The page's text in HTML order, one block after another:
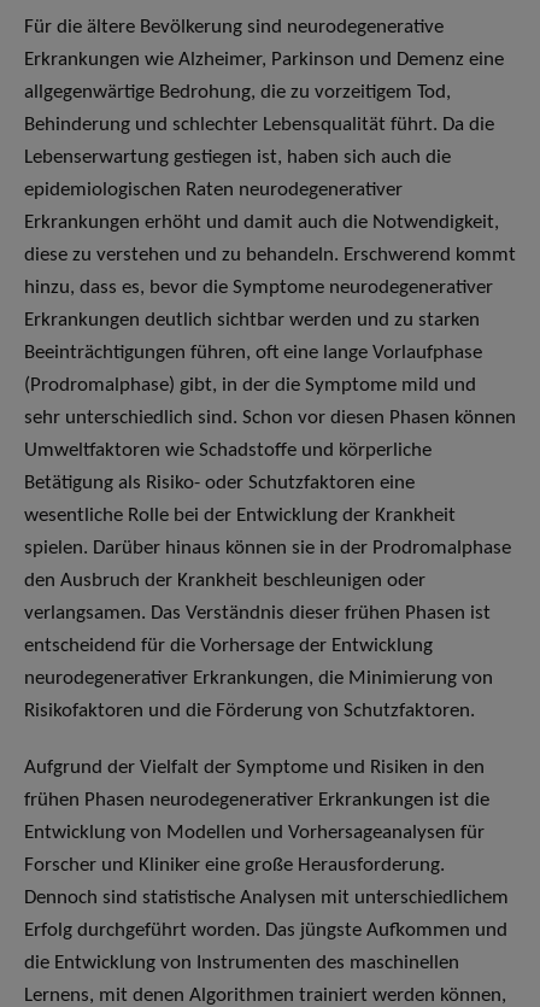
Für die ältere Bevölkerung sind neurodegenerative
Erkrankungen wie Alzheimer, Parkinson und Demenz eine
allgegenwärtige Bedrohung, die zu vorzeitigem Tod,
Behinderung und schlechter Lebensqualität führt. Da die
Lebenserwartung gestiegen ist, haben sich auch die
epidemiologischen Raten neurodegenerativer
Erkrankungen erhöht und damit auch die Notwendigkeit,
diese zu verstehen und zu behandeln. Erschwerend kommt
hinzu, dass es, bevor die Symptome neurodegenerativer
Erkrankungen deutlich sichtbar werden und zu starken
Beeinträchtigungen führen, oft eine lange Vorlaufphase
(Prodromalphase) gibt, in der die Symptome mild und
sehr unterschiedlich sind. Schon vor diesen Phasen können
Umweltfaktoren wie Schadstoffe und körperliche
Betätigung als Risiko- oder Schutzfaktoren eine
wesentliche Rolle bei der Entwicklung der Krankheit
spielen. Darüber hinaus können sie in der Prodromalphase
den Ausbruch der Krankheit beschleunigen oder
verlangsamen. Das Verständnis dieser frühen Phasen ist
entscheidend für die Vorhersage der Entwicklung
neurodegenerativer Erkrankungen, die Minimierung von
Risikofaktoren und die Förderung von Schutzfaktoren.
Aufgrund der Vielfalt der Symptome und Risiken in den
frühen Phasen neurodegenerativer Erkrankungen ist die
Entwicklung von Modellen und Vorhersageanalysen für
Forscher und Kliniker eine große Herausforderung.
Dennoch sind statistische Analysen mit unterschiedlichem
Erfolg durchgeführt worden. Das jüngste Aufkommen und
die Entwicklung von Instrumenten des maschinellen
Lernens, mit denen Algorithmen trainiert werden können,